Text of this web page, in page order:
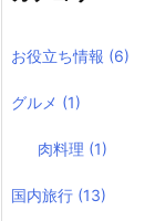
お役立ち情報 (6)
グルメ (1)
肉料理 (1)
国内旅行 (13)